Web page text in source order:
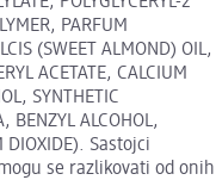
PARFUM
(SWEET ALMOND) OIL,
ACETATE, CALCIUM
SYNTHETIC
BENZYL ALCOHOL,
DIOXIDE). Sastojci
se razlikovati od onih